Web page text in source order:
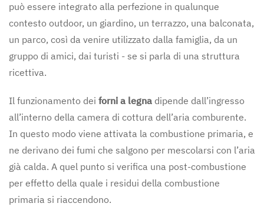
può essere integrato alla perfezione in qualunque
contesto outdoor, un giardino, un terrazzo, una balconata,
un parco, così da venire utilizzato dalla famiglia, da un
gruppo di amici, dai turisti - se si parla di una struttura
ricettiva.
Il funzionamento dei forni a legna dipende dall’ingresso
all’interno della camera di cottura dell’aria comburente.
In questo modo viene attivata la combustione primaria, e
ne derivano dei fumi che salgono per mescolarsi con l’aria
già calda. A quel punto si verifica una post-combustione
per effetto della quale i residui della combustione
primaria si riaccendono.